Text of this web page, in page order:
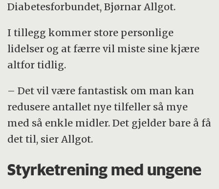
Diabetesforbundet, Bjørnar Allgot.
I tillegg kommer store personlige
lidelser og at færre vil miste sine kjære
altfor tidlig.
– Det vil være fantastisk om man kan
redusere antallet nye tilfeller så mye
med så enkle midler. Det gjelder bare å få
det til, sier Allgot.
Styrketrening med ungene